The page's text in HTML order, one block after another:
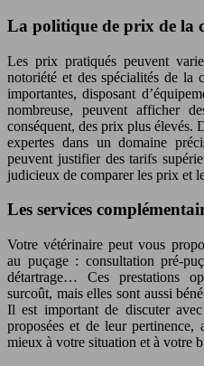
La politique de prix de la
Les prix pratiqués peuvent
notoriété et des spécialités de la
importantes, disposant
nombreuse, peuvent afficher
conséquent, des prix plus élevés.
expertes dans un domaine
peuvent justifier des tarifs
judicieux de comparer les prix et
Les services
Votre vétérinaire peut vous
au puçage : consultation pré-
détartrage… Ces prestations
surcoût, mais elles sont aussi
Il est important de discuter
proposées et de leur
mieux à votre situation et à votre